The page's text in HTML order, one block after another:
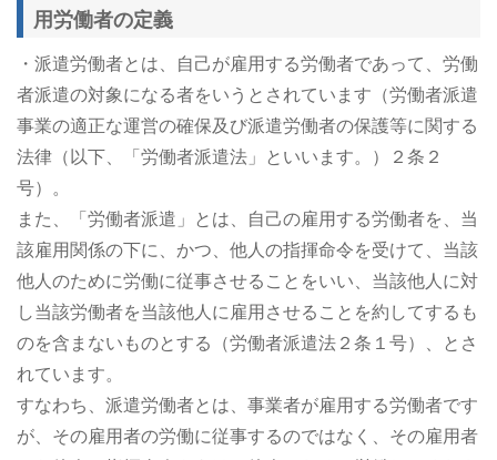
用労働者の定義
・派遣労働者とは、自己が雇用する労働者であって、労働
者派遣の対象になる者をいうとされています（労働者派遣
事業の適正な運営の確保及び派遣労働者の保護等に関する
法律（以下、「労働者派遣法」といいます。）２条２
号）。
また、「労働者派遣」とは、自己の雇用する労働者を、当
該雇用関係の下に、かつ、他人の指揮命令を受けて、当該
他人のために労働に従事させることをいい、当該他人に対
し当該労働者を当該他人に雇用させることを約してするも
のを含まないものとする（労働者派遣法２条１号）、とさ
れています。
すなわち、派遣労働者とは、事業者が雇用する労働者です
が、その雇用者の労働に従事するのではなく、その雇用者